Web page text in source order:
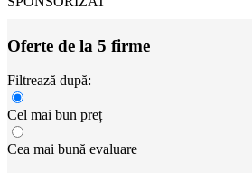
Oferte de la 5 firme
Filtrează după:
Cel mai bun preț
Cea mai bună evaluare